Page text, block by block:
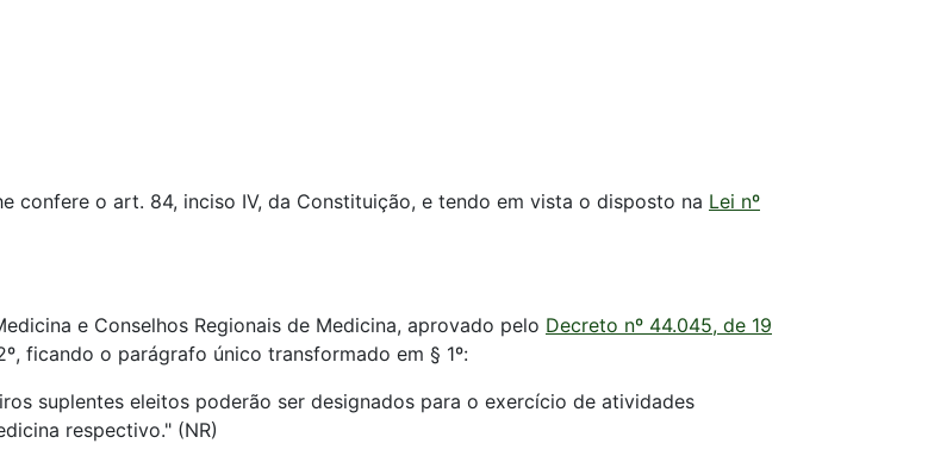
confere o art. 84, inciso IV, da Constituição, e tendo em vista o disposto na Lei nº
e Conselhos Regionais de Medicina, aprovado pelo Decreto nº 44.045, de 19
ficando o parágrafo único transformado em § 1º:
suplentes eleitos poderão ser designados para o exercício de atividades
respectivo." (NR)